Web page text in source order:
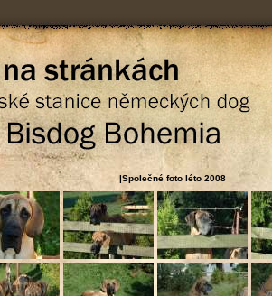
|Společné foto léto 2008